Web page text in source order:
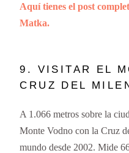
Aquí tienes el post
Matka.
9. VISITAR EL
CRUZ DEL
A 1.066 metros sobre la
Monte Vodno con la Cruz
mundo desde 2002. Mide